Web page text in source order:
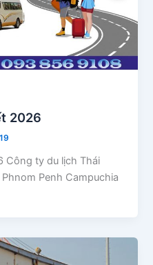
2026
Công ty du lịch Thái
Penh Campuchia